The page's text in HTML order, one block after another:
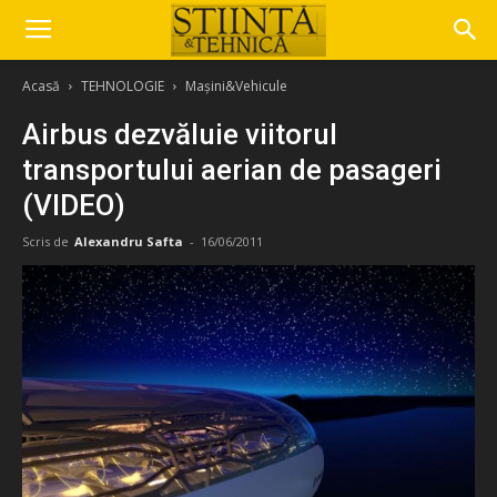
Acasă TEHNOLOGIE Mașini&Vehicule
Airbus dezvăluie viitorul
transportului aerian de pasageri
(VIDEO)
Scris de Alexandru Safta - 16/06/2011